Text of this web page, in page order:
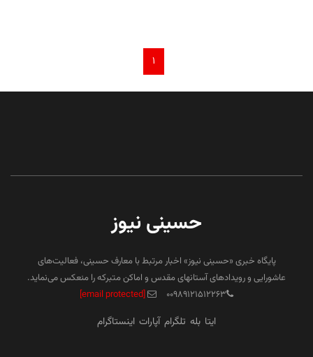
۱
حسینی نیوز
پایگاه خبری «حسینی نیوز» اخبار مرتبط با معارف حسینی، فعالیت‌های
عاشورایی و رویدادهای آستانهای مقدس و اماکن متبرکه را منعکس می‌نماید.
۰۰۹۸۹۱۲۱۵۱۲۲۶۳
[email protected]
ایتا بله تلگرام آپارات اینستاگرام